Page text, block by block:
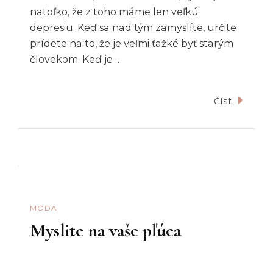
natoľko, že z toho máme len veľkú
depresiu. Keď sa nad tým zamyslíte, určite
prídete na to, že je veľmi ťažké byť starým
človekom. Keď je …
Číst
MÓDA
Myslite na vaše pľúca